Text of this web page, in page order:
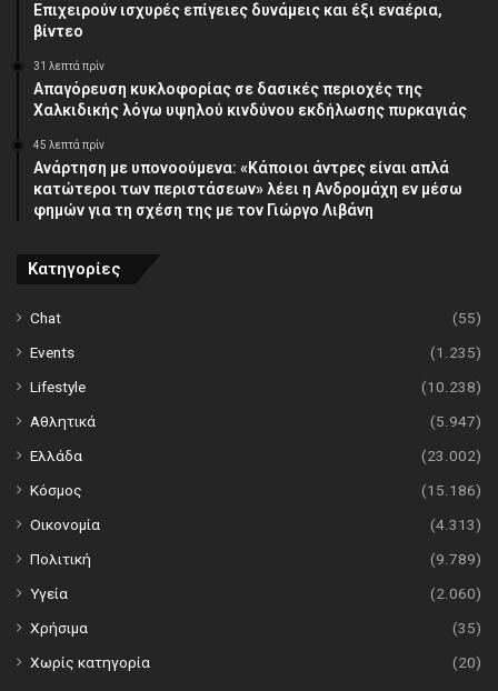
Επιχειρούν ισχυρές επίγειες δυνάμεις και έξι εναέρια,
βίντεο
31 λεπτά πρίν
Απαγόρευση κυκλοφορίας σε δασικές περιοχές της
Χαλκιδικής λόγω υψηλού κινδύνου εκδήλωσης πυρκαγιάς
45 λεπτά πρίν
Ανάρτηση με υπονοούμενα: «Κάποιοι άντρες είναι απλά
κατώτεροι των περιστάσεων» λέει η Ανδρομάχη εν μέσω
φημών για τη σχέση της με τον Γιώργο Λιβάνη
Κατηγορίες
Chat
(55)
Events
(1.235)
Lifestyle
(10.238)
Αθλητικά
(5.947)
Ελλάδα
(23.002)
Κόσμος
(15.186)
Οικονομία
(4.313)
Πολιτική
(9.789)
Υγεία
(2.060)
Χρήσιμα
(35)
Χωρίς κατηγορία
(20)